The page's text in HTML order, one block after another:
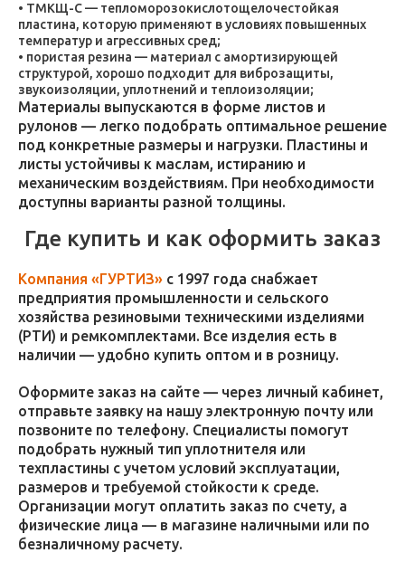
ТМКЩ-С — тепломорозокислотощелочестойкая
пластина, которую применяют в условиях повышенных
температур и агрессивных сред;
пористая резина — материал с амортизирующей
структурой, хорошо подходит для виброзащиты,
звукоизоляции, уплотнений и теплоизоляции;
Материалы выпускаются в форме листов и
рулонов — легко подобрать оптимальное решение
под конкретные размеры и нагрузки. Пластины и
листы устойчивы к маслам, истиранию и
механическим воздействиям. При необходимости
доступны варианты разной толщины.
Где купить и как оформить заказ
Компания «ГУРТИЗ» с 1997 года снабжает
предприятия промышленности и сельского
хозяйства резиновыми техническими изделиями
(РТИ) и ремкомплектами. Все изделия есть в
наличии — удобно купить оптом и в розницу.
Оформите заказ на сайте — через личный кабинет,
отправьте заявку на нашу электронную почту или
позвоните по телефону. Специалисты помогут
подобрать нужный тип уплотнителя или
техпластины с учетом условий эксплуатации,
размеров и требуемой стойкости к среде.
Организации могут оплатить заказ по счету, а
физические лица — в магазине наличными или по
безналичному расчету.